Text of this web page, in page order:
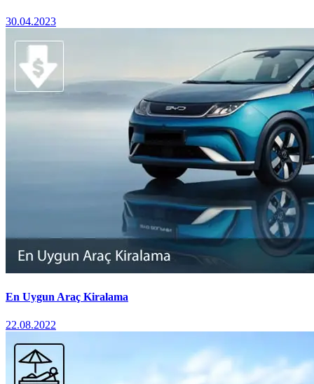
30.04.2023
En Uygun Araç Kiralama
22.08.2022